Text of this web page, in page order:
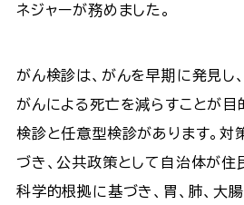
ネジャーが務めました。
がん検診は、がんを早期に発見し
がんによる死亡を減らすことが目
検診と任意型検診があります。
づき、公共政策として自治体が住
科学的根拠に基づき、胃、肺、大